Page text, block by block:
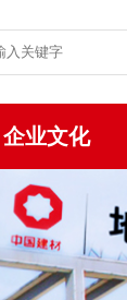
企业文化